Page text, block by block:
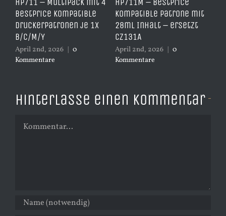
BestPrice kompatible
Druckerpatronen je 1x
B/C/M/Y
April 2nd, 2026 | 0
Kommentare
kompatible Patrone mit
28ml Inhalt – ersetzt
CZ131A
April 2nd, 2026 | 0
Kommentare
Hinterlasse einen Kommentar
Kommentar